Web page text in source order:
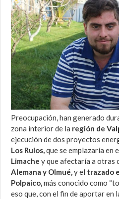
Preocupación, han generado
zona interior de la región de
ejecución de dos proyectos
Los Rulos,que se emplazaría en
Limache y que afectaría a otras
Alemana y Olmué,y el trazado
Polpaico,más conocido como
eso que, con el fin de aportar en